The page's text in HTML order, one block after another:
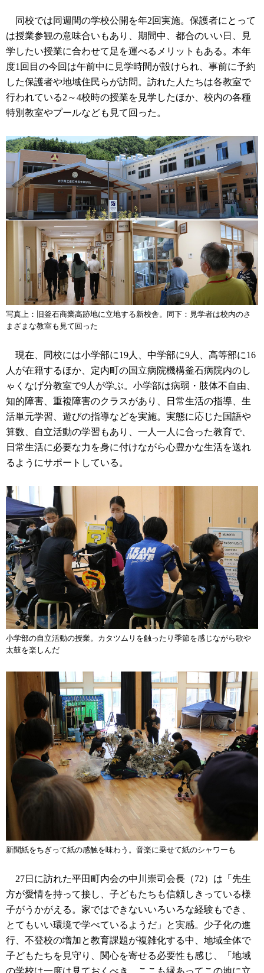
同校では同週間の学校公開を年2回実施。保護者にとって
は授業参観の意味合いもあり、期間中、都合のいい日、見
学したい授業に合わせて足を運べるメリットもある。本年
度1回目の今回は午前中に見学時間が設けられ、事前に予約
した保護者や地域住民らが訪問。訪れた人たちは各教室で
行われている2～4校時の授業を見学したほか、校内の各種
特別教室やプールなども見て回った。
写真上：旧釜石商業高跡地に立地する新校舎。同下：見学者は校内のさ
まざまな教室も見て回った
現在、同校には小学部に19人、中学部に9人、高等部に16
人が在籍するほか、定内町の国立病院機構釜石病院内のし
ゃくなげ分教室で9人が学ぶ。小学部は病弱・肢体不自由、
知的障害、重複障害のクラスがあり、日常生活の指導、生
活単元学習、遊びの指導などを実施。実態に応じた国語や
算数、自立活動の学習もあり、一人一人に合った教育で、
日常生活に必要な力を身に付けながら心豊かな生活を送れ
るようにサポートしている。
小学部の自立活動の授業。カタツムリを触ったり季節を感じながら歌や
太鼓を楽しんだ
新聞紙をちぎって紙の感触を味わう。音楽に乗せて紙のシャワーも
27日に訪れた平田町内会の中川崇司会長（72）は「先生
方が愛情を持って接し、子どもたちも信頼しきっている様
子がうかがえる。家ではできないいろいろな経験もでき、
とてもいい環境で学べているようだ」と実感。少子化の進
行、不登校の増加と教育課題が複雑化する中、地域全体で
子どもたちを見守り、関心を寄せる必要性も感じ、「地域
の学校は一度は見ておくべき。ここも縁あってこの地に立